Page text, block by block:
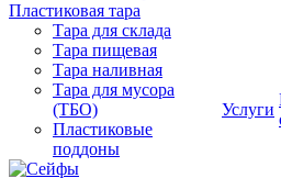
Пластиковая тара
Тара для склада
Тара пищевая
Тара наливная
Тара для мусора
(ТБО)
Пластиковые
поддоны
Услуги